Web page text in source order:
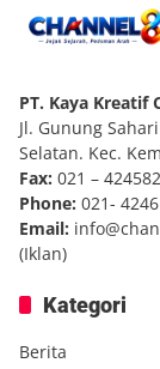
PT. Kaya Kreatif
Jl. Gunung
Selatan. Kec.
Fax: 021 –
Phone: 021-
Email:
(Iklan)
Kategori
Berita